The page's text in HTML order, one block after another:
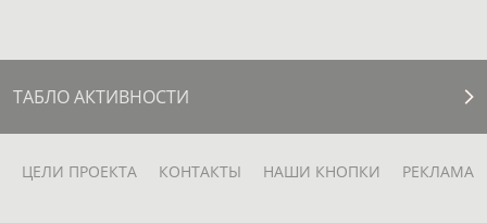
ТАБЛО АКТИВНОСТИ
ЦЕЛИ ПРОЕКТА КОНТАКТЫ НАШИ КНОПКИ РЕКЛАМА